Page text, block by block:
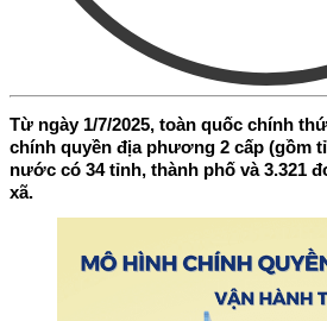
Từ ngày 1/7/2025, toàn quốc chính
chính quyền địa phương 2 cấp (gồm
nước có 34 tỉnh, thành phố và 3.321
xã.